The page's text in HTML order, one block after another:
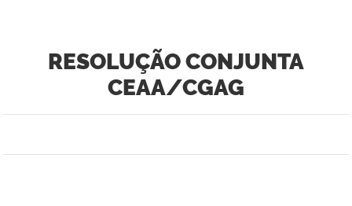
RESOLUÇÃO CONJUNTA
CEAA/CGAG